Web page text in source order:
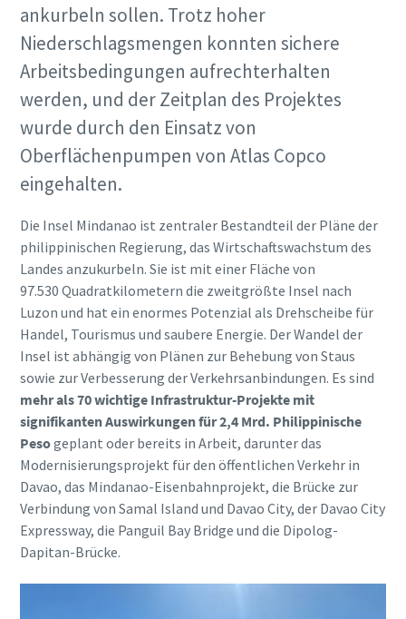
ankurbeln sollen. Trotz hoher
Niederschlagsmengen konnten sichere
Arbeitsbedingungen aufrechterhalten
werden, und der Zeitplan des Projektes
wurde durch den Einsatz von
Oberflächenpumpen von Atlas Copco
eingehalten.
Die Insel Mindanao ist zentraler Bestandteil der Pläne der
philippinischen Regierung, das Wirtschaftswachstum des
Landes anzukurbeln. Sie ist mit einer Fläche von
97.530 Quadratkilometern die zweitgrößte Insel nach
Luzon und hat ein enormes Potenzial als Drehscheibe für
Handel, Tourismus und saubere Energie. Der Wandel der
Insel ist abhängig von Plänen zur Behebung von Staus
sowie zur Verbesserung der Verkehrsanbindungen. Es sind
mehr als 70 wichtige Infrastruktur-Projekte mit
signifikanten Auswirkungen für 2,4 Mrd. Philippinische
Pesogeplant oder bereits in Arbeit, darunter das
Modernisierungsprojekt für den öffentlichen Verkehr in
Davao, das Mindanao-Eisenbahnprojekt, die Brücke zur
Verbindung von Samal Island und Davao City, der Davao City
Expressway, die Panguil Bay Bridge und die Dipolog-
Dapitan-Brücke.